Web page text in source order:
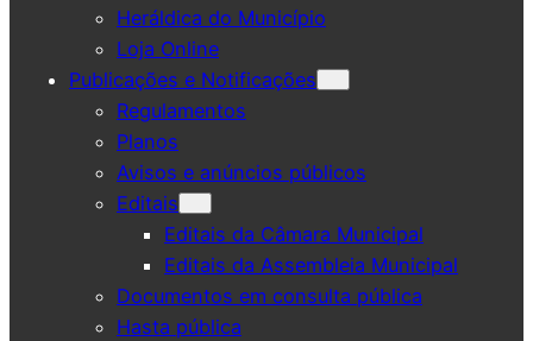
Heráldica do Município
Loja Online
Publicações e Notificações
Regulamentos
Planos
Avisos e anúncios públicos
Editais
Editais da Câmara Municipal
Editais da Assembleia Municipal
Documentos em consulta pública
Hasta pública